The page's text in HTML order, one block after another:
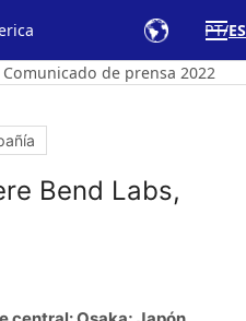
PT ES
Comunicado de prensa 2022
Bend Labs,